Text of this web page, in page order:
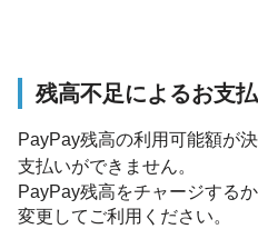
残高不足によるお支
PayPay残高の利用可能額が
支払いができません。
PayPay残高をチャージする
変更してご利用ください。